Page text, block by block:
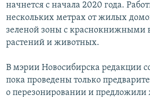
начнется с начала 2020 года.
нескольких метрах от жилых
зеленой зоны с краснокнижными
растений и животных.
В мэрии Новосибирска редакции
пока проведены только
о перезонировании и